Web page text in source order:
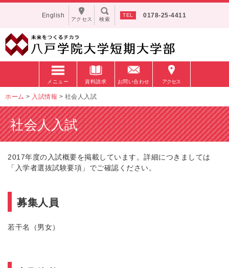
0178-25-4411
検索
English
アクセス
メニュー 資料請求 お問い合わせ アクセス
ホーム > 入試情報 > 社会人入試
社会人入試
2017年度の入試概要を掲載しています。詳細につきましては
「入学者選抜試験要項」でご確認ください。
募集人員
若干名（男女）